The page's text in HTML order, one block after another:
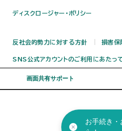
ディスクロージャー・ポリシー
反社会的勢力に対する方針 損害保
SNS公式アカウントのご利用にあたっ
お手続き